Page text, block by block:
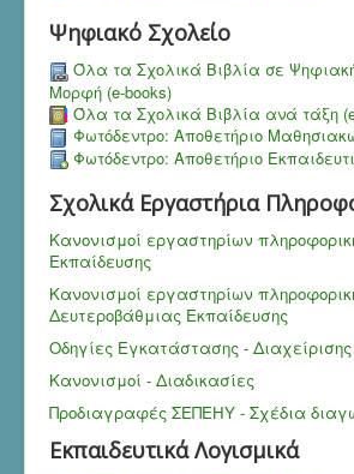
Ψηφιακό Σχολείο
Όλα τα Σχολικά Βιβλία σε
Μορφή (e-books)
Όλα τα Σχολικά Βιβλία ανά τάξη
Φωτόδεντρο: Αποθετήριο
Φωτόδεντρο: Αποθετήριο
Σχολικά Εργαστήρια
Κανονισμοί εργαστηρίων
Εκπαίδευσης
Κανονισμοί εργαστηρίων
Δευτεροβάθμιας Εκπαίδευσης
Οδηγίες Εγκατάστασης -
Κανονισμοί - Διαδικασίες
Προδιαγραφές ΣΕΠΕΗΥ - Σχέδια
Εκπαιδευτικά Λογισμικά